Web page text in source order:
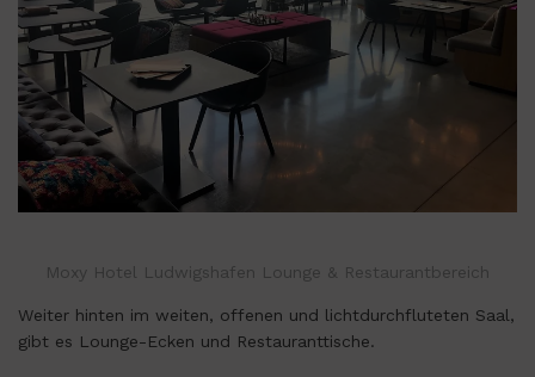
Moxy Hotel Ludwigshafen Lounge & Restaurantbereich
Weiter hinten im weiten, offenen und lichtdurchfluteten Saal,
gibt es Lounge-Ecken und Restauranttische.